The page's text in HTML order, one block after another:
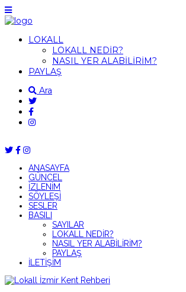
LOKALL
LOKALL NEDİR?
NASIL YER ALABİLİRİM?
PAYLAŞ
Ara
ANASAYFA
GÜNCEL
İZLENİM
SÖYLEŞİ
SESLER
BASILI
SAYILAR
LOKALL NEDİR?
NASIL YER ALABİLİRİM?
PAYLAŞ
İLETİŞİM